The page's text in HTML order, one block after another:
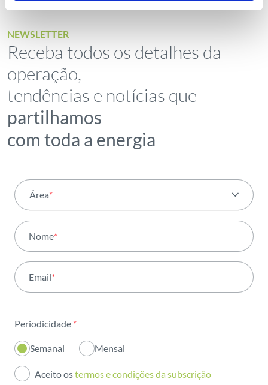
NEWSLETTER
Receba todos os detalhes da
operação,
tendências e notícias que
partilhamos
com toda a energia
Área*
Atividade
Institucional
Inovação
Investidores
Publicações
Nome*
Email*
Periodicidade *
Semanal Mensal
Aceito ostermos e condições da subscrição